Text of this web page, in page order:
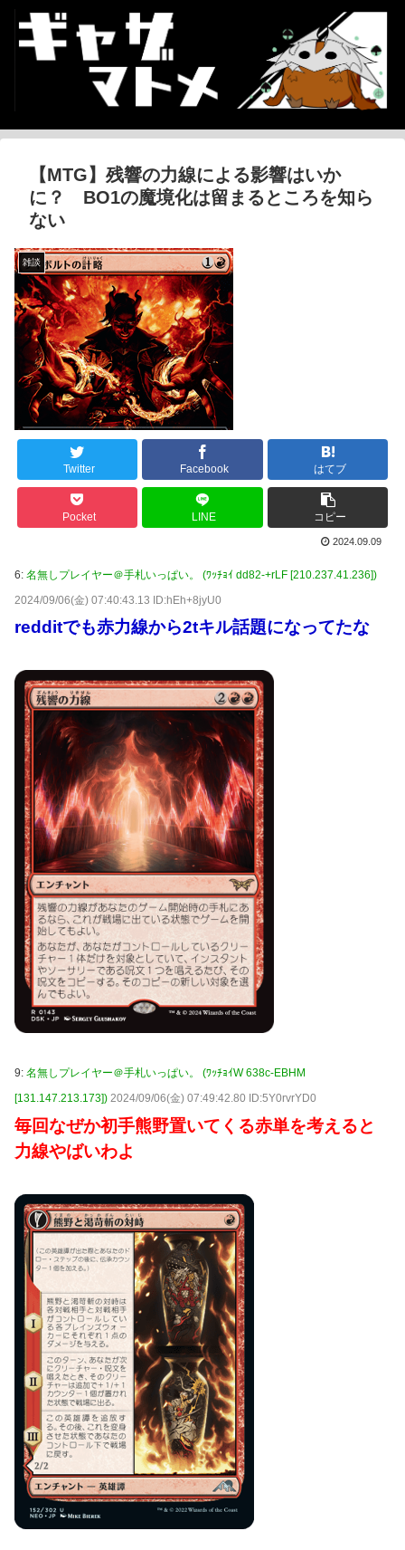
【MTG】残響の力線による影響はいか
に？ BO1の魔境化は留まるところを知ら
ない
雑談
Twitter Facebook はてブ
Pocket LINE コピー
2024.09.09
6: 名無しプレイヤー＠手札いっぱい。 (ﾜｯﾁｮｲ dd82-+rLF [210.237.41.236])
2024/09/06(金) 07:40:43.13 ID:hEh+8jyU0
redditでも赤力線から2tキル話題になってたな
9: 名無しプレイヤー＠手札いっぱい。 (ﾜｯﾁｮｲW 638c-EBHM
[131.147.213.173]) 2024/09/06(金) 07:49:42.80 ID:5Y0rvrYD0
毎回なぜか初手熊野置いてくる赤単を考えると
力線やばいわよ